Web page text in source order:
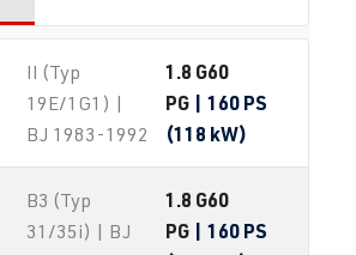
II (Typ
19E/1G1) |
BJ 1983-1992
1.8 G60
PG | 160 PS
(118 kW)
B3 (Typ
31/35i) | BJ
1.8 G60
PG | 160 PS